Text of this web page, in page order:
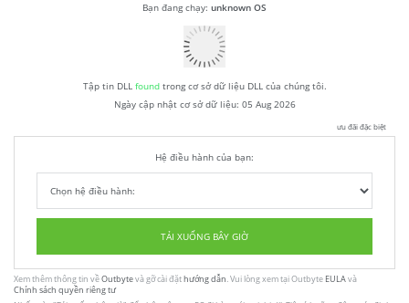
Bạn đang chạy: unknown OS
Tập tin DLL foundtrong cơ sở dữ liệu DLL của chúng tôi.
Ngày cập nhật cơ sở dữ liệu: 05 Aug 2026
ưu đãi đặc biệt
Hệ điều hành của bạn:
TẢI XUỐNG BÂY GIỜ
Xem thêm thông tin vềOutbytevà gỡ cài đặthướng dẫn. Vui lòng xem tại Outbyte EULAvà
Chính sách quyền riêng tư